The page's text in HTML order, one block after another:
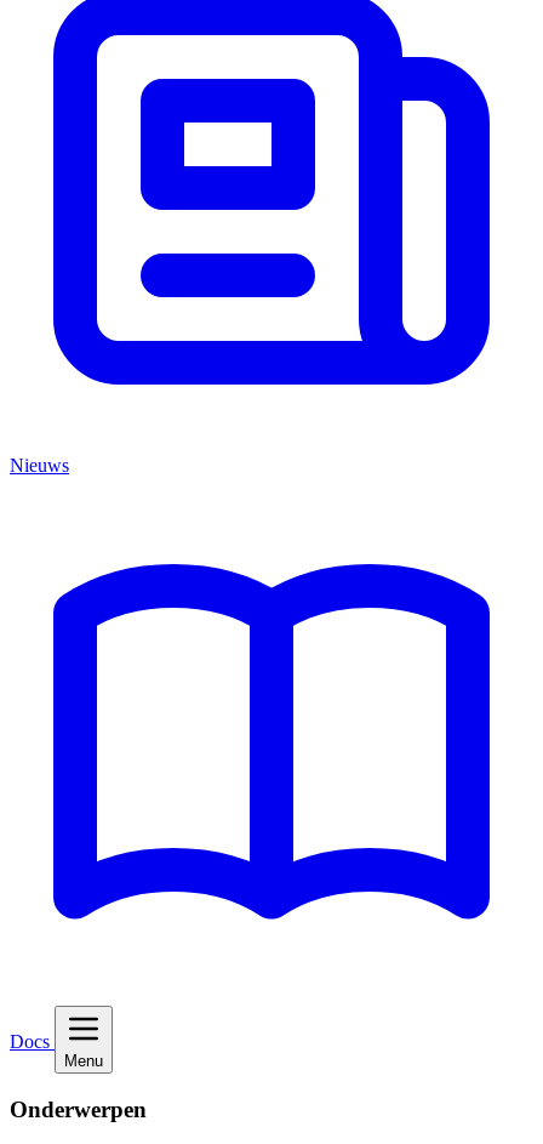
Nieuws
Docs
Menu
Onderwerpen